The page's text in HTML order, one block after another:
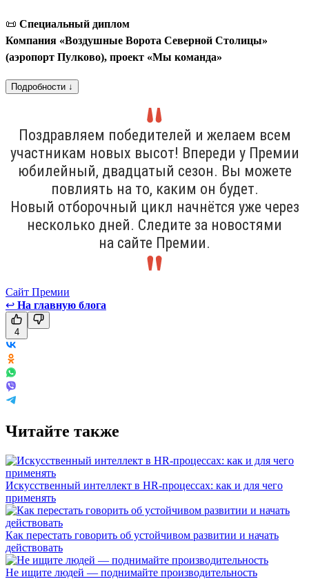
📜 Специальный диплом
Компания «Воздушные Ворота Северной Столицы»
(аэропорт Пулково), проект «Мы команда»
Подробности ↓
Поздравляем победителей и желаем всем
участникам новых высот! Впереди у Премии
юбилейный, двадцатый сезон. Вы можете
повлиять на то, каким он будет.
Новый отборочный цикл начнётся уже через
несколько дней. Следите за новостями
на сайте Премии.
Сайт Премии
↩ На главную блога
4
Читайте также
Искусственный интеллект в HR-процессах: как и для чего
применять
Как перестать говорить об устойчивом развитии и начать
действовать
Не ищите людей — поднимайте производительность